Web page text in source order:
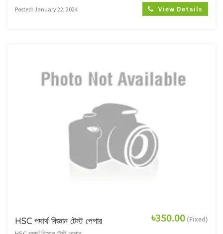
Posted: January 22, 2024 View Details
৳350.00 (Fixed)
HSC পদার্থ বিজ্ঞান টেস্ট পেপার